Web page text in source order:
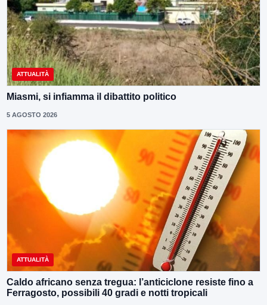
ATTUALITÀ
Miasmi, si infiamma il dibattito politico
5 AGOSTO 2026
ATTUALITÀ
Caldo africano senza tregua: l’anticiclone resiste fino a
Ferragosto, possibili 40 gradi e notti tropicali